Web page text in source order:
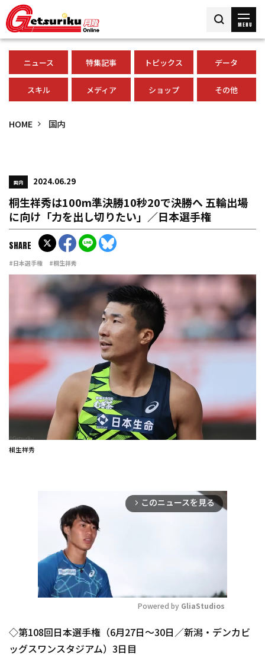
MENU
ニュース 特集記事 トピックス データ
スキル メディア ショップ その他
HOME 国内
国内 2024.06.29
桐生祥秀は100m準決勝10秒20で決勝へ 五輪出場
に向け「力を出し切りたい」／日本選手権
#日本選手権 #桐生祥秀
SHARE
桐生祥秀
arrow_forward_ios このニュースを見る
Mute
Powered by GliaStudios
◇第108回日本選手権（6月27日～30日／新潟・デンカビ
ッグスワンスタジアム）3日目